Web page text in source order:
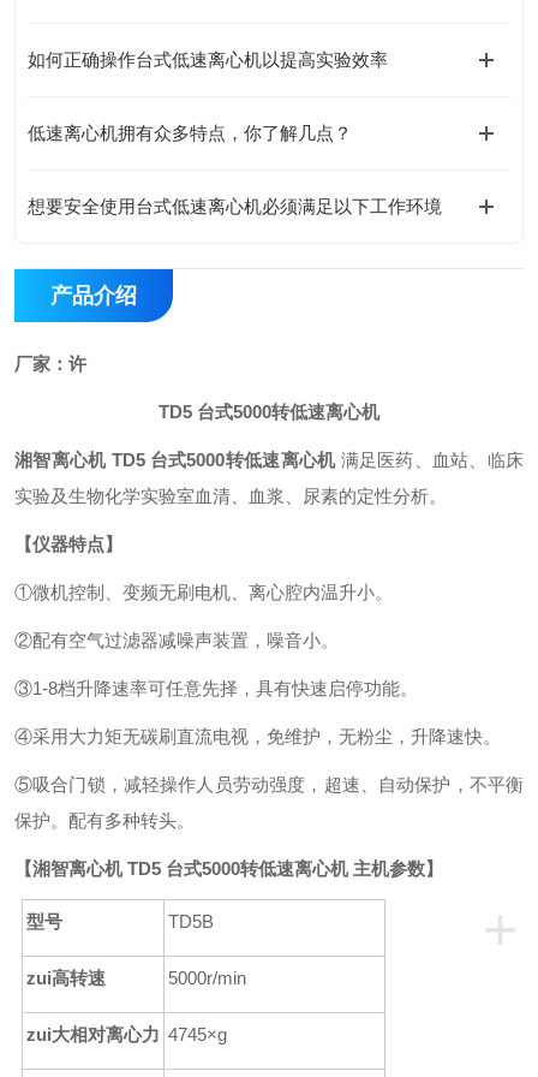
如何正确操作台式低速离心机以提高实验效率
低速离心机拥有众多特点，你了解几点？
想要安全使用台式低速离心机必须满足以下工作环境
产品介绍
厂家：许
TD5 台式5000转低速离心机
湘智离心机 TD5 台式5000转低速离心机 满足医药、血站、临床
实验及生物化学实验室血清、血浆、尿素的定性分析。
【仪器特点】
①微机控制、变频无刷电机、离心腔内温升小。
②配有空气过滤器减噪声装置，噪音小。
③1-8档升降速率可任意先择，具有快速启停功能。
④采用大力矩无碳刷直流电视，免维护，无粉尘，升降速快。
⑤吸合门锁，减轻操作人员劳动强度，超速、自动保护，不平衡
保护。配有多种转头。
【湘智离心机 TD5 台式5000转低速离心机 主机参数】
+
型号 TD5B
zui高转速 5000r/min
zui大相对离心力 4745×g